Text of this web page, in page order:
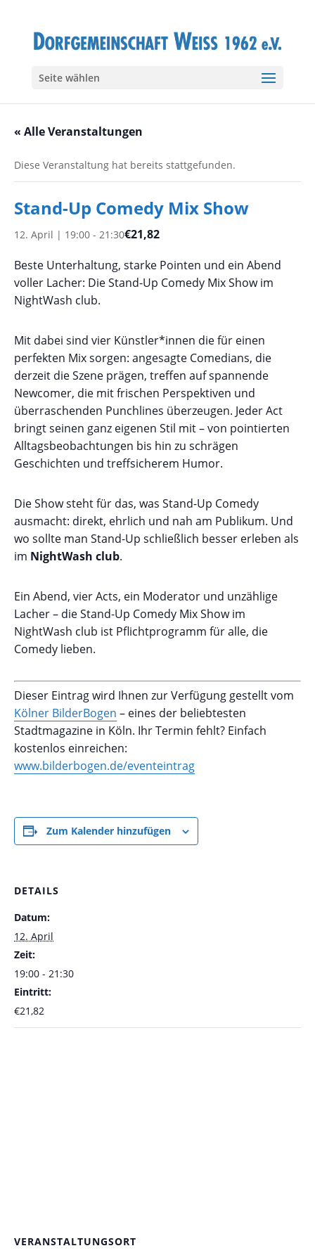
Seite wählen
« Alle Veranstaltungen
Diese Veranstaltung hat bereits stattgefunden.
Stand-Up Comedy Mix Show
12. April | 19:00 - 21:30€21,82
Beste Unterhaltung, starke Pointen und ein Abend
voller Lacher: Die Stand-Up Comedy Mix Show im
NightWash club.
Mit dabei sind vier Künstler*innen die für einen
perfekten Mix sorgen: angesagte Comedians, die
derzeit die Szene prägen, treffen auf spannende
Newcomer, die mit frischen Perspektiven und
überraschenden Punchlines überzeugen. Jeder Act
bringt seinen ganz eigenen Stil mit – von pointierten
Alltagsbeobachtungen bis hin zu schrägen
Geschichten und treffsicherem Humor.
Die Show steht für das, was Stand-Up Comedy
ausmacht: direkt, ehrlich und nah am Publikum. Und
wo sollte man Stand-Up schließlich besser erleben als
im NightWash club.
Ein Abend, vier Acts, ein Moderator und unzählige
Lacher – die Stand-Up Comedy Mix Show im
NightWash club ist Pflichtprogramm für alle, die
Comedy lieben.
Dieser Eintrag wird Ihnen zur Verfügung gestellt vom
Kölner BilderBogen – eines der beliebtesten
Stadtmagazine in Köln. Ihr Termin fehlt? Einfach
kostenlos einreichen:
www.bilderbogen.de/eventeintrag
Zum Kalender hinzufügen
DETAILS
Datum:
12. April
Zeit:
19:00 - 21:30
Eintritt:
€21,82
VERANSTALTUNGSORT